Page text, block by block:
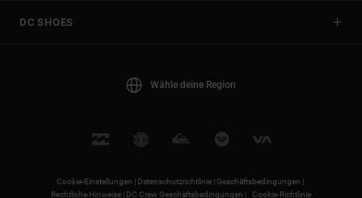
DC SHOES
Wähle deine Region
Cookie-Einstellungen | Datenschutzrichtlinie |Geschäftsbedingungen |
Rechtliche Hinweise | DC Crew Geschäftsbedingungen | Cookie-Richtlinie